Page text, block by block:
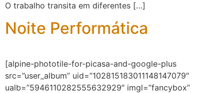
O trabalho transita em diferentes […]
Noite Performática
[alpine-phototile-for-picasa-and-google-plus
src=”user_album” uid=”102815183011148147079″
ualb=”5946110282555632929″ imgl=”fancybox”